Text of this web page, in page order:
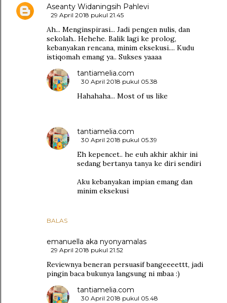
Aseanty Widaningsih Pahlevi
29 April 2018 pukul 21.45
Ah... Menginspirasi... Jadi pengen nulis, dan
sekolah.. Hehehe. Balik lagi ke prolog,
kebanyakan rencana, minim eksekusi.... Kudu
istiqomah emang ya.. Sukses yaaaa
BALAS
tantiamelia.com
30 April 2018 pukul 05.38
Hahahaha... Most of us like
tantiamelia.com
30 April 2018 pukul 05.39
Eh kepencet.. he euh akhir akhir ini
sedang bertanya tanya ke diri sendiri
Aku kebanyakan impian emang dan
minim eksekusi
emanuella aka nyonyamalas
29 April 2018 pukul 21.52
Reviewnya beneran persuasif bangeeeettt, jadi
pingin baca bukunya langsung ni mbaa :)
tantiamelia.com
30 April 2018 pukul 05.48